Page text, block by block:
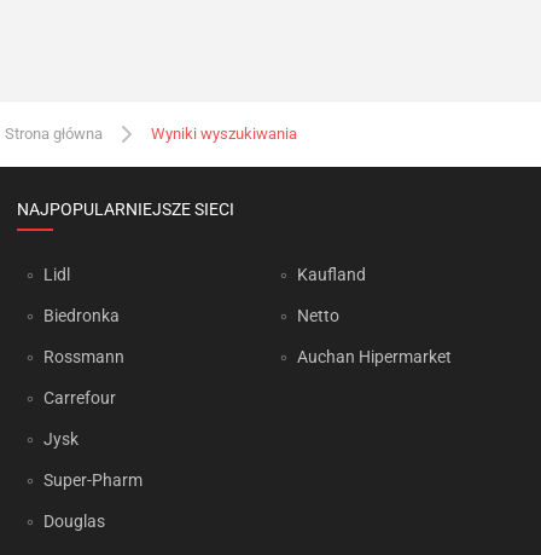
Strona główna Wyniki wyszukiwania
NAJPOPULARNIEJSZE SIECI
Lidl
Biedronka
Rossmann
Carrefour
Jysk
Super-Pharm
Douglas
Kaufland
Netto
Auchan Hipermarket